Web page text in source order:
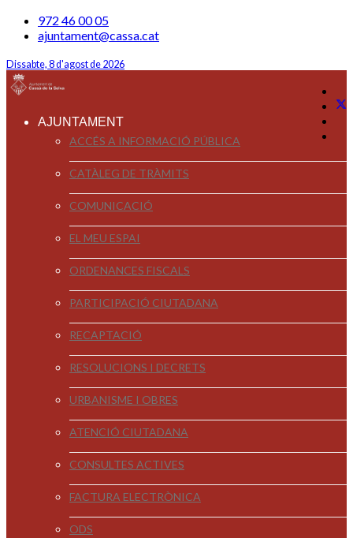
972 46 00 05
ajuntament@cassa.cat
Dissabte, 8 d'agost de 2026
AJUNTAMENT
ACCÉS A INFORMACIÓ PÚBLICA
CATÀLEG DE TRÀMITS
COMUNICACIÓ
EL MEU ESPAI
ORDENANCES FISCALS
PARTICIPACIÓ CIUTADANA
RECAPTACIÓ
RESOLUCIONS I DECRETS
URBANISME I OBRES
ATENCIÓ CIUTADANA
CONSULTES ACTIVES
FACTURA ELECTRÒNICA
ODS